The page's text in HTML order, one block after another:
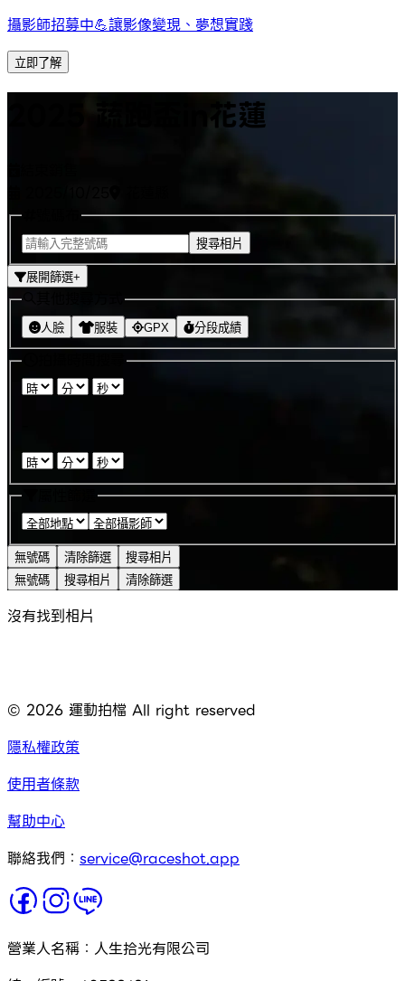
攝影師招募中💪讓影像變現、夢想實踐
立即了解
2025 蔬跑盃in花蓮
搜尋相片
展開篩選+
人臉 服裝 GPX 分段成績
無號碼 清除篩選
搜尋相片
無號碼
搜尋相片 清除篩選
沒有找到相片
© 2026 運動拍檔 All right reserved
隱私權政策
使用者條款
幫助中心
聯絡我們： service@raceshot.app
營業人名稱：人生拾光有限公司